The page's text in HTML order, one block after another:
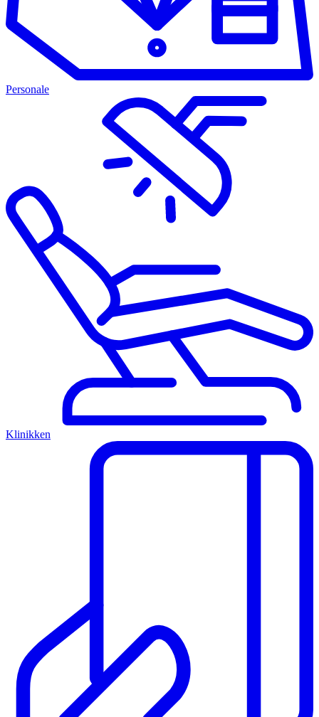
Personale
Klinikken